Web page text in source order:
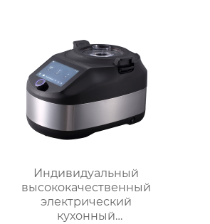
электрическая
воздушная
фритюрница Тостер
духовка воздушная
фритюрница
Индивидуальный
высококачественный
электрический
кухонный